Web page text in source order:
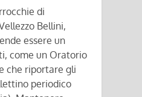
di
Bellini,
essere un
come un Oratorio
che riportare gli
periodico